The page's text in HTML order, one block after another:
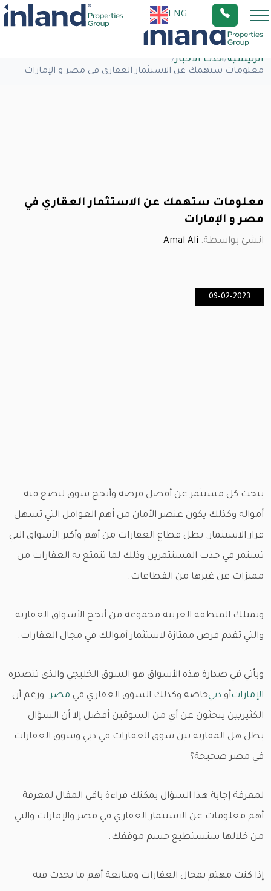
ENG
الرئيسية/أحدث الاخبار/
معلومات ستهمك عن الاستثمار العقاري في مصر و الإمارات
معلومات ستهمك عن الاستثمار العقاري في
مصر و الإمارات
انشئ بواسطة: Amal Ali
09-02-2023
يبحث كل مستثمر عن أفضل فرصة وأنجح سوق ليضع فيه
أمواله وكذلك يكون عنصر الأمان من أهم العوامل التي تسهل
قرار الاستثمار. يظل قطاع العقارات من أهم وأكبر الأسواق التي
تستمر في جذب المستثمرين وذلك لما تتمتع به العقارات من
مميزات عن غيرها من القطاعات.
وتمتلك المنطقة العربية مجموعة من أنجح الأسواق العقارية
والتي تقدم فرص ممتازة لاستثمار أموالك في مجال العقارات.
ويأتي في صدارة هذه الأسواق هو السوق الخليجي والذي تتصدره
الإماراتأو دبيخاصة وكذلك السوق العقاري في مصر. ورغم أن
الكثيريين يبحثون عن أي من السوقين أفضل إلا أن السؤال
يظل هل المقارنة بين سوق العقارات في دبي وسوق العقارات
في مصر صحيحة؟
لمعرفة إجابة هذا السؤال يمكنك قراءة باقي المقال لمعرفة
أهم معلومات عن الاستثمار العقاري في مصر والإمارات والتي
من خلالها ستستطيع حسم موقفك.
إذا كنت مهتم بمجال العقارات ومتابعة أهم ما يحدث فيه